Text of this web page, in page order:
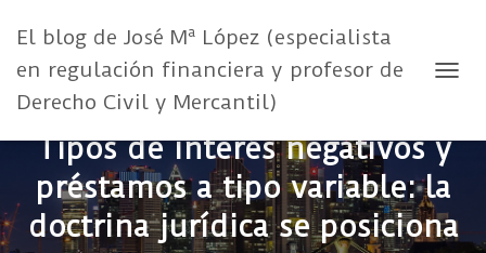
El blog de José Mª López (especialista
en regulación financiera y profesor de
Derecho Civil y Mercantil)
Tipos de interés negativos y
préstamos a tipo variable: la
doctrina jurídica se posiciona